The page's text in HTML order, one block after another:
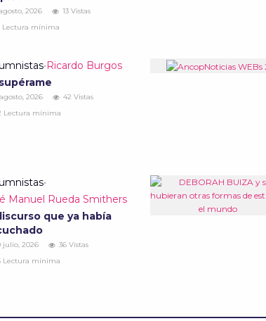
2026
13 Vistas
Lectura mínima
• Ricardo Burgos
2026
42 Vistas
Lectura mínima
•
Manuel Rueda Smithers
que ya había
julio, 2026
36 Vistas
Lectura mínima